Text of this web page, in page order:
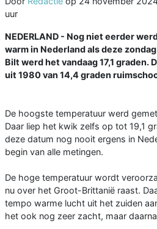
uur
NEDERLAND - Nog niet eerder
warm in Nederland als deze
Bilt werd het vandaag 17,1 graden.
uit 1980 van 14,4 graden
De hoogste temperatuur werd
Daar liep het kwik zelfs op tot 19,1
deze datum nog nooit ergens in
begin van alle metingen.
De hoge temperatuur wordt
nu over het Groot-Brittanië raast.
tempo warme lucht uit het zuiden
het ook nog zeer zacht, maar